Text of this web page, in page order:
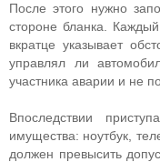
После этого нужно
стороне бланка.
вкратце указывает
управлял ли
участника аварии и не
Впоследствии
имущества: ноутбук,
должен превысить